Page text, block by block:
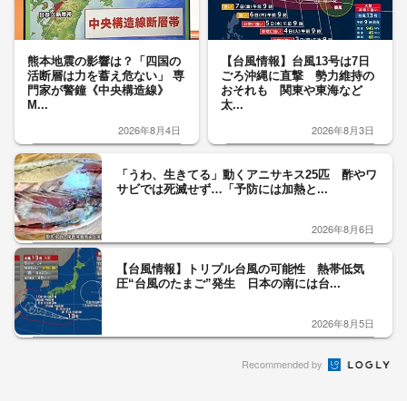
熊本地震の影響は？「四国の
活断層は力を蓄え危ない」 専
門家が警鐘《中央構造線》
M...
2026年8月4日
【台風情報】台風13号は7日
ごろ沖縄に直撃 勢力維持の
おそれも 関東や東海など
太...
2026年8月3日
「うわ、生きてる」動くアニサキス25匹 酢やワ
サビでは死滅せず…「予防には加熱と...
2026年8月6日
【台風情報】トリプル台風の可能性 熱帯低気
圧“台風のたまご”発生 日本の南には台...
2026年8月5日
Recommended by